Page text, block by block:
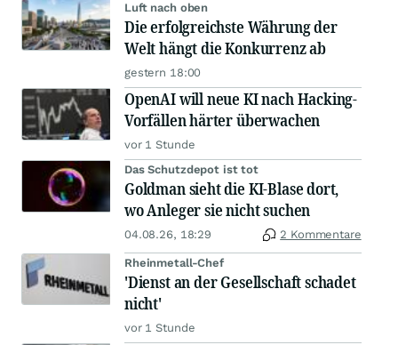
Luft nach oben
Die erfolgreichste Währung der
Welt hängt die Konkurrenz ab
gestern 18:00
OpenAI will neue KI nach Hacking-
Vorfällen härter überwachen
vor 1 Stunde
Das Schutzdepot ist tot
Goldman sieht die KI-Blase dort,
wo Anleger sie nicht suchen
04.08.26, 18:29 2 Kommentare
Rheinmetall-Chef
'Dienst an der Gesellschaft schadet
nicht'
vor 1 Stunde